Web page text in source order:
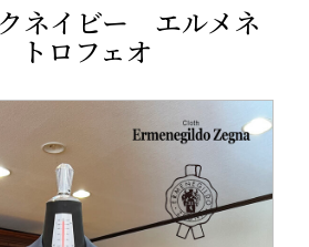
ネイビー エルメネ
トロフェオ